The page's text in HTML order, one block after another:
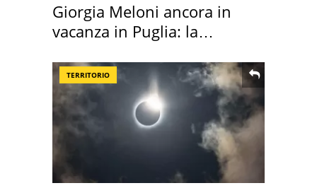
Giorgia Meloni ancora in
vacanza in Puglia: la
TERRITORIO